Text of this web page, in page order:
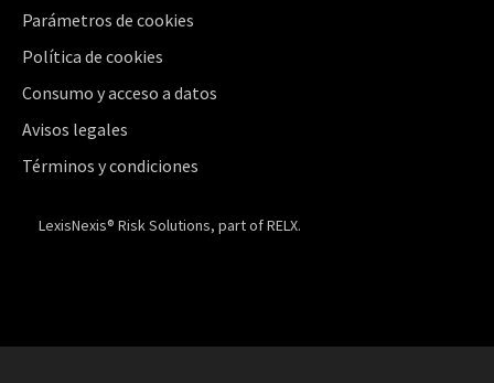
Parámetros de cookies
Política de cookies
Consumo y acceso a datos
Avisos legales
Términos y condiciones
LexisNexis® Risk Solutions, part of RELX.